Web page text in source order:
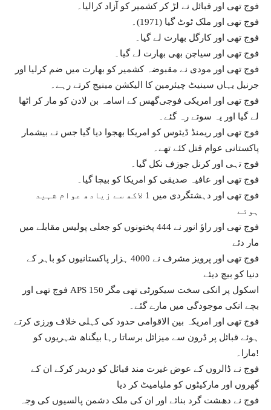
ﻓﻮﺝ ﺗﮭﯽ ﺍﻭﺭ ﻗﺒﺎﺋﻞ نے ﻟﮍ ﮐﺮ کشمیر ﮐﻮ آزاد ﮐرالیا۔
ﻓﻮﺝ ﺗﮭﯽ ﺍﻭﺭ ﻣﻠﮏ ﭨﻮﭦ ﮔﯿﺎ ‏(1971)۔
ﻓﻮﺝ ﺗﮭﯽ ﺍﻭﺭ ﮐﺎﺭﮔﻞ ﺑﮭﺎﺭﺕ ﻟﮯ ﮔﯿﺎ۔
ﻓﻮﺝ ﺗﮭﯽ ﺍﻭﺭ ﺳﯿﺎﭼﻦ ﺑﮭﯽ ﺑﮭﺎﺭﺕ ﻟﮯ ﮔﯿﺎ۔
فوج تھی اور مودی نے مقبوضہ کشمیر کو بھارت میں ضم کرلیا اور
جرنیل یہاں سینيٹ چیئرمین کا الیکشن مینيج کرتے رہے۔
ﻓﻮﺝ ﺗﮭﯽ ﺍﻭﺭ ﺍﻣﺮیکی فوجیﮔﮭﺲ ﮐﮯ ﺍﺳﺎﻣﮧ ﺑﻦ ﻻﺩﻥ ﮐﻮ مار ﮐﺮ اٹھا
لے گیا اور یہ سوتے رہ گئے۔
ﻓﻮﺝ ﺗﮭﯽ ﺍﻭﺭ ﺭیمنڈ ﮈيئوﺱ کو ﺍﻣﺮﯾﮑﺎ بھجوا دیا ﮔﯿﺎ ﺟﺲ ﻧﮯ بيشمار
ﭘﺎﮐﺴﺘﺎﻧﯽ ﻋﻮﺍﻡ ﻗﺘﻞ ﮐﺌﮯ ﺗﮭﮯ۔
ﻓﻮﺝ ﺗہى ﺍﻭﺭ ﮐﺮﻧﻞ ﺟﻮﺯﻑ ﻧﮑﻞ ﮔﯿﺎ۔
ﻓﻮﺝ تهى ﺍﻭﺭ ﻋﺎﻓﯿﮧ ﺻﺪﯾﻘﯽ ﮐﻮ ﺍﻣﺮﯾﮑﺎ کو ﺑﯿﭽﺎ ﮔﯿﺎ۔
ﻓﻮﺝ ﺗﮭﯽ ﺍﻭﺭ ﺩﮨﺸﺘﮕﺮﺩﯼ ﻣﯿﮟ 1 ﻻﮐﮫ ﺳﮯ ﺯﯾﺎﺩھ ﻋﻮﺍﻡ ﺷﮩﯿﺪ
ﮨﻮﺋﮯ
ﻓﻮﺝ ﺗﮭﯽ ﺍﻭﺭ ﺭﺍؤ ﺍﻧﻮﺭ ﻧﮯ 444 ﭘﺨﺘﻮﻧﻮں ﮐﻮ ﺟﻌﻠﯽ ﭘﻮﻟﯿﺲ ﻣﻘﺎﺑﻠﮯ ﻣﯿﮟ
ﻣﺎﺭ ﺩﺋﮯ
ﻓﻮﺝ ﺗﮭﯽ ﺍﻭﺭ ﭘﺮﻭﯾﺰ ﻣﺸﺮﻑ ﻧﮯ 4000 ﮨﺰﺍﺭ ﭘﺎﮐﺴﺘﺎﻧﯿﻮں ﮐﻮ ﺑﺎﮨﺮ ﮐﮯ
ﺩﻧﯿﺎ ﮐﻮ ﺑﯿﭻ ديئے
ﻓﻮﺝ ﺗﮭﯽ ﺍﻭﺭ APS اﺳﮑﻮﻝ ﭘﺮ انکی سخت سیکورٹی تھی ﻣﮕﺮ 150
ﺑﭽﮯ ﺍﻧﮑﯽ ﻣﻮﺟﻮﺩﮔﯽ ﻣﯿﮟ ﻣﺎﺭﮮ ﮔﺌﮯ۔
ﻓﻮﺝ ﺗﮭﯽ ﺍﻭﺭ ﺍﻣﺮﯾﮑﮧ بین الاقوامی حدود کی کہلی خلاف ورزی کرتے
ہوئے ﻗﺒﺎﺋﻞ ﭘﺮ ﮈﺭﻭﻥ ﺳﮯ میزائل ﺑﺮﺳﺎتا رہا بيگناھ شہريوں کو
مارا۔!
ﻓﻮﺝ ﻧﮯ ﮈﺍﻟﺮﻭں ﮐﮯ ﻋﻮﺽ غیرت مند ﻗﺒﺎﺋﻞ ﮐﻮ ﺩﺭﺑﺪﺭ ﮐﺮﮐﮯ ﺍﻥ ﮐﮯ
ﮔﮭﺮﻭں ﺍﻭﺭ ﻣﺎﺭﮐﯿﭩﻮں ﮐﻮ ملیاﻣﯿﭧ ﮐﺮ ﺩیا
ﻓﻮﺝ نے ﺩھﺸﺖ ﮔﺮﺩ بنائے اور ان کی ملک دشمن ﭘﺎﻟﺴﯿﻮں ﮐﯽ ﻭﺟﮧ